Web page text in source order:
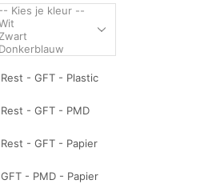
Rest - GFT - Plastic
Rest - GFT - PMD
Rest - GFT - Papier
GFT - PMD - Papier